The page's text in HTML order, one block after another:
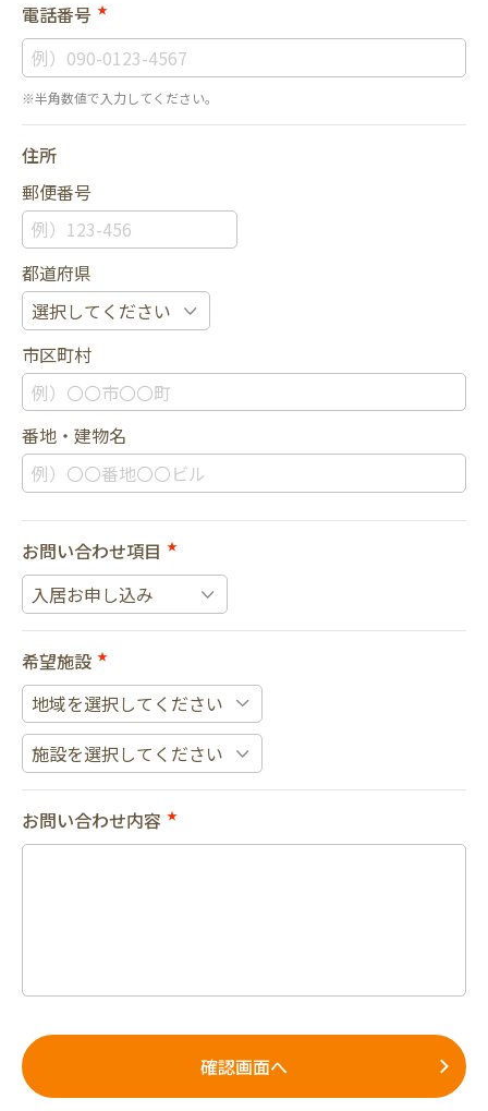
電話番号 ★
※半角数値で入力してください。
住所
郵便番号
都道府県
市区町村
番地・建物名
お問い合わせ項目 ★
希望施設 ★
お問い合わせ内容 ★
確認画面へ